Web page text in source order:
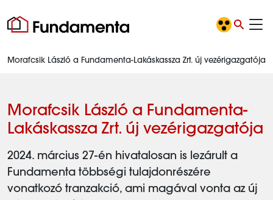
Morafcsik László a Fundamenta-Lakáskassza Zrt. új vezérigazgatója
Morafcsik László a Fundamenta-
Lakáskassza Zrt. új vezérigazgatója
2024. március 27-én hivatalosan is lezárult a
Fundamenta többségi tulajdonrészére
vonatkozó tranzakció, ami magával vonta az új